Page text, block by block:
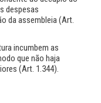
despesas
da assembleia (Art.
incumbem as
que não haja
(Art. 1.344).